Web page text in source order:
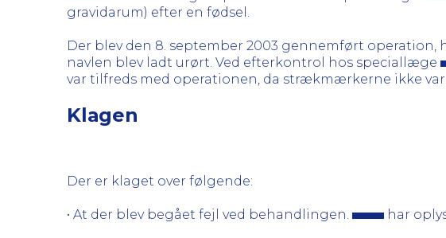
gravidarum) efter en fødsel.
Der blev den 8. september 2003 gennemført
navlen blev ladt urørt. Ved efterkontrol hos speciallæge
var tilfreds med operationen, da strækmærkerne ikke
Klagen
Der er klaget over følgende:
• At der blev begået fejl ved behandlingen. har